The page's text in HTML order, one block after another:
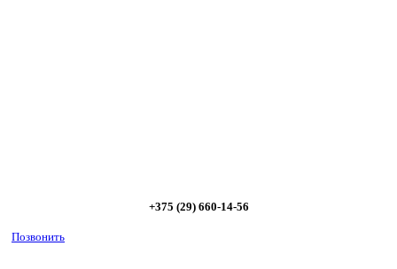
+375 (29) 660-14-56
Позвонить